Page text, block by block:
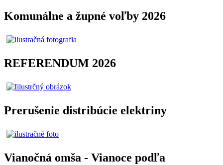
Komunálne a župné voľby 2026
REFERENDUM 2026
Prerušenie distribúcie elektriny
Vianočná omša - Vianoce podľa